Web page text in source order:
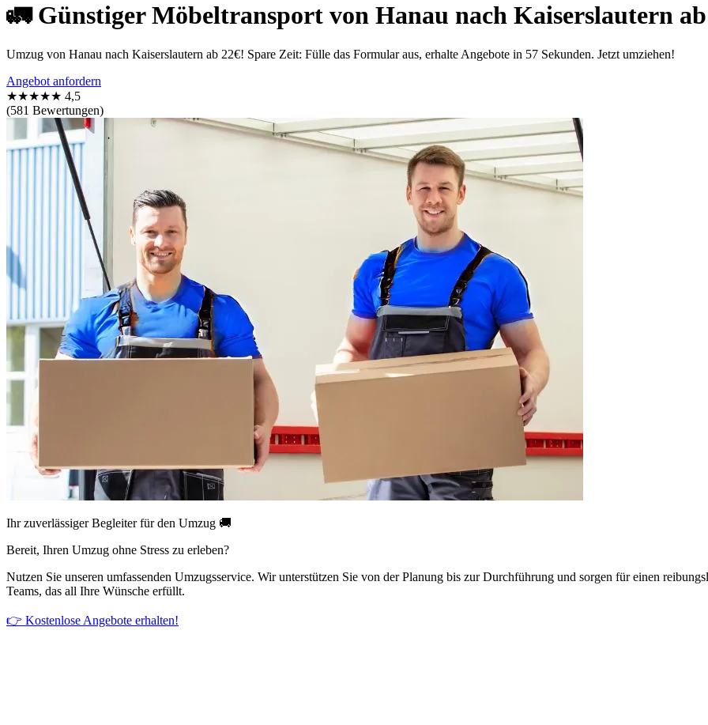
🚛 Günstiger Möbeltransport von Hanau nach Kaiserslautern
Umzug von Hanau nach Kaiserslautern ab 22€! Spare Zeit: Fülle das Formular aus, erhalte Angebote in 57 Sekunden. Jetzt umziehen!
Angebot anfordern
★★★★★ 4,5
(581 Bewertungen)
Ihr zuverlässiger Begleiter für den Umzug 🚚
Bereit, Ihren Umzug ohne Stress zu erleben?
Nutzen Sie unseren umfassenden Umzugsservice. Wir unterstützen Sie von der Planung bis zur Durchführung und sorgen für einen
Teams, das all Ihre Wünsche erfüllt.
👉 Kostenlose Angebote erhalten!